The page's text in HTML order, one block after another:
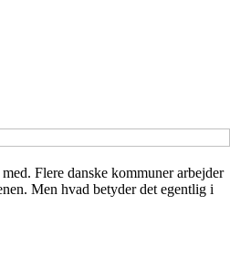
Flere danske kommuner arbejder
Men hvad betyder det egentlig i